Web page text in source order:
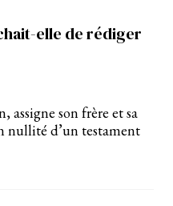
elle de rédiger
assigne son frère et sa
nullité d’un testament